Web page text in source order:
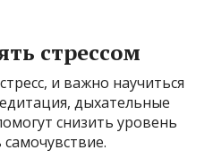
стрессом
и важно научиться
дыхательные
снизить уровень